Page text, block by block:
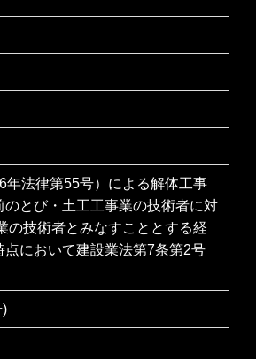
法律第55号）による解体工事
とび・土工工事業の技術者に対
の技術者とみなすこととする経
において建設業法第7条第2号
)